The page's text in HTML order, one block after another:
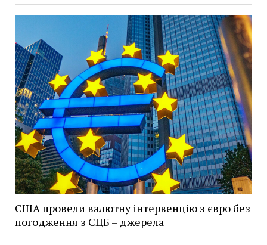
США провели валютну інтервенцію з євро без
погодження з ЄЦБ – джерела